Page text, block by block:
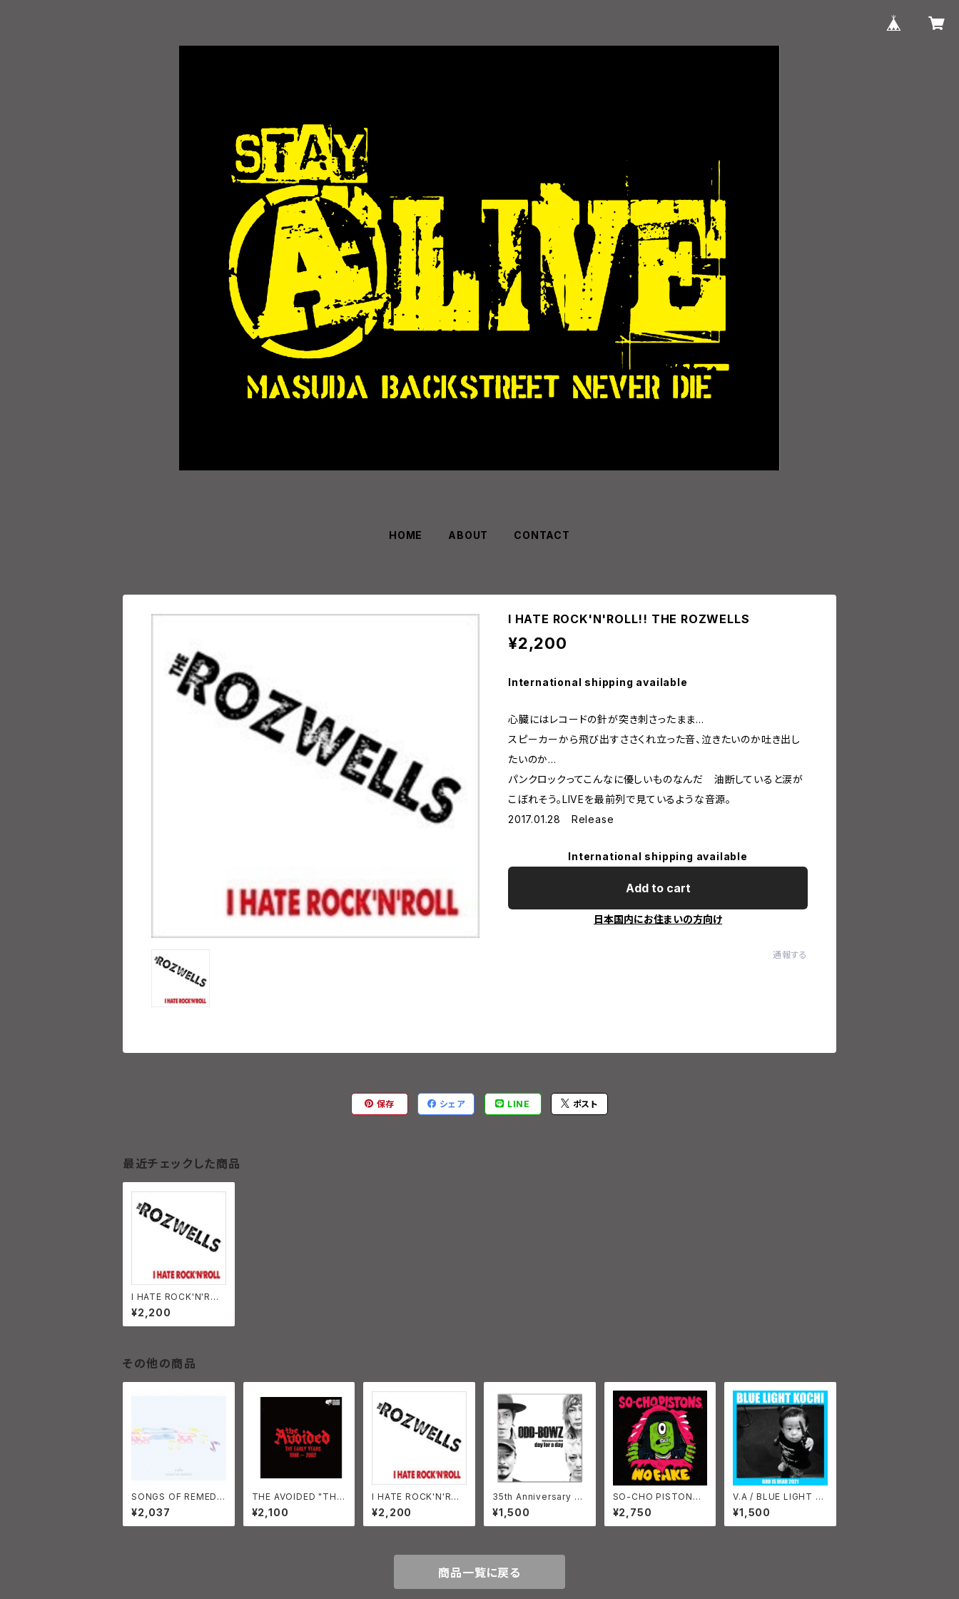
HOME ABOUT CONTACT
I HATE ROCK'N'ROLL!! THE ROZWELLS
¥2,200
International shipping available
心臓にはレコードの針が突き刺さったまま...
スピーカーから飛び出すささくれ立った音、泣きたいのか吐き出し
たいのか...
パンクロックってこんなに優しいものなんだ 油断していると涙が
こぼれそう。LIVEを最前列で見ているような音源。
2017.01.28 Release
International shipping available
Add to cart
日本国内にお住まいの方向け
通報する
保存 シェア LINE ポスト
最近チェックした商品
I HATE ROCK'N'ROL
L!! THE ROZWELLS
¥2,200
その他の商品
SONGS OF REMEDY
cole
¥2,037
THE AVOIDED "THE
EARLY YEARS 1998-
2002"（CD）2016/10/
26 THE PRISONER
¥2,100
I HATE ROCK'N'ROL
L!! THE ROZWELLS
¥2,200
35th Anniversary M
AXI SINGLE 「day for
a day」
¥1,500
SO-CHO PISTONS
NO FAKE 初回限
定版ブックレット付き
¥2,750
V.A / BLUE LIGHT K
OCHI : GOD IS DEAD
2021 CD
¥1,500
商品一覧に戻る